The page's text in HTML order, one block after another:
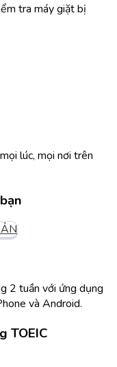
tra máy giặt bị
lúc, mọi nơi trên
2 tuần với ứng dụng
và Android.
TOEIC